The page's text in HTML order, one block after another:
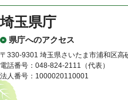
埼玉県庁
県庁へのアクセス
〒330-9301 埼玉県さいたま市浦和区高
電話番号：048-824-2111（代表）
法人番号：1000020110001